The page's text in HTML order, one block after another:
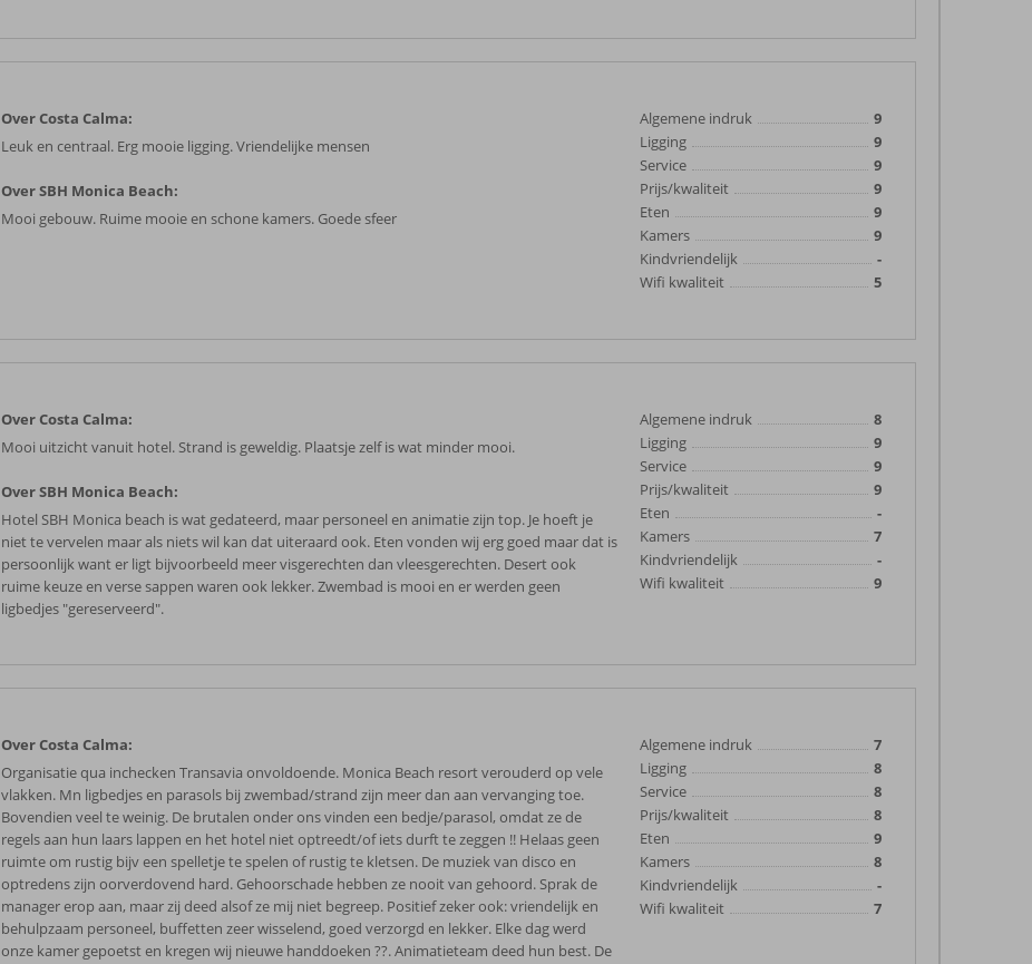
Over Costa Calma:
Leuk en centraal. Erg mooie ligging. Vriendelijke mensen
Over SBH Monica Beach:
Mooi gebouw. Ruime mooie en schone kamers. Goede sfeer
Algemene indruk
9
Ligging
9
Service
9
Prijs/kwaliteit
9
Eten
9
Kamers
9
Kindvriendelijk
-
Wifi kwaliteit
5
Over Costa Calma:
Mooi uitzicht vanuit hotel. Strand is geweldig. Plaatsje zelf is wat minder mooi.
Over SBH Monica Beach:
Hotel SBH Monica beach is wat gedateerd, maar personeel en animatie zijn top. Je hoeft je
niet te vervelen maar als niets wil kan dat uiteraard ook. Eten vonden wij erg goed maar dat is
persoonlijk want er ligt bijvoorbeeld meer visgerechten dan vleesgerechten. Desert ook
ruime keuze en verse sappen waren ook lekker. Zwembad is mooi en er werden geen
ligbedjes "gereserveerd".
Algemene indruk
8
Ligging
9
Service
9
Prijs/kwaliteit
9
Eten
-
Kamers
7
Kindvriendelijk
-
Wifi kwaliteit
9
Over Costa Calma:
Organisatie qua inchecken Transavia onvoldoende. Monica Beach resort verouderd op vele
vlakken. Mn ligbedjes en parasols bij zwembad/strand zijn meer dan aan vervanging toe.
Bovendien veel te weinig. De brutalen onder ons vinden een bedje/parasol, omdat ze de
regels aan hun laars lappen en het hotel niet optreedt/of iets durft te zeggen !! Helaas geen
ruimte om rustig bijv een spelletje te spelen of rustig te kletsen. De muziek van disco en
optredens zijn oorverdovend hard. Gehoorschade hebben ze nooit van gehoord. Sprak de
manager erop aan, maar zij deed alsof ze mij niet begreep. Positief zeker ook: vriendelijk en
behulpzaam personeel, buffetten zeer wisselend, goed verzorgd en lekker. Elke dag werd
onze kamer gepoetst en kregen wij nieuwe handdoeken ??. Animatieteam deed hun best. De
Algemene indruk
7
Ligging
8
Service
8
Prijs/kwaliteit
8
Eten
9
Kamers
8
Kindvriendelijk
-
Wifi kwaliteit
7